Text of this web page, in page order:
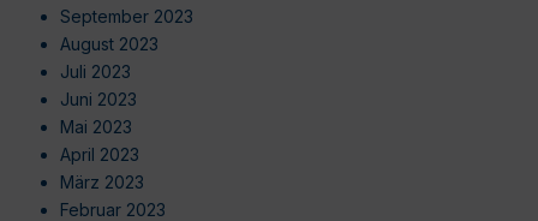
September 2023
August 2023
Juli 2023
Juni 2023
Mai 2023
April 2023
März 2023
Februar 2023